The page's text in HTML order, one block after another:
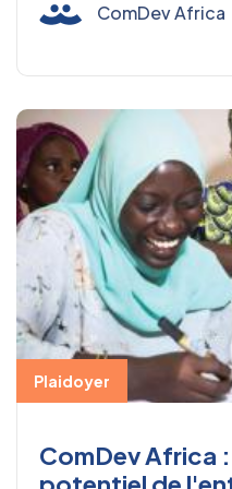
ComDev Africa
Plaidoyer
ComDev Africa